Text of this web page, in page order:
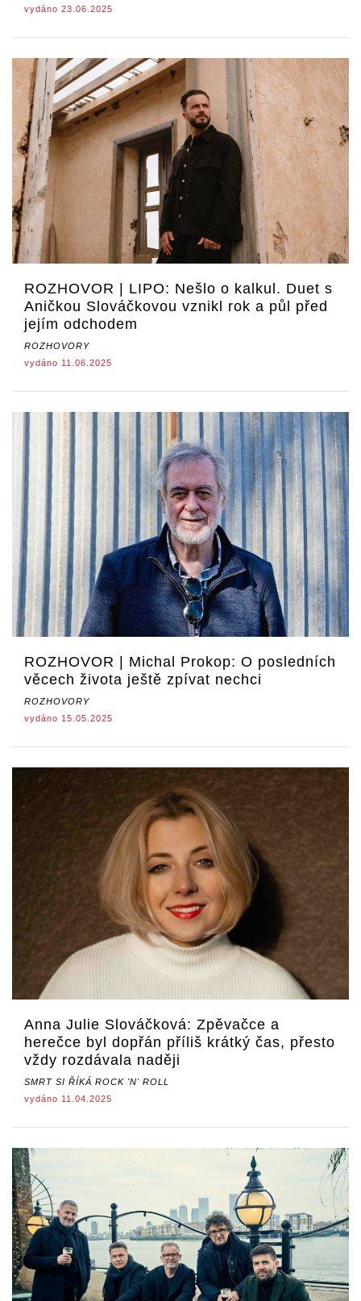
vydáno 23.06.2025
ROZHOVOR | LIPO: Nešlo o kalkul. Duet s
Aničkou Slováčkovou vznikl rok a půl před
jejím odchodem
ROZHOVORY
vydáno 11.06.2025
ROZHOVOR | Michal Prokop: O posledních
věcech života ještě zpívat nechci
ROZHOVORY
vydáno 15.05.2025
Anna Julie Slováčková: Zpěvačce a
herečce byl dopřán příliš krátký čas, přesto
vždy rozdávala naději
SMRT SI ŘÍKÁ ROCK 'N' ROLL
vydáno 11.04.2025